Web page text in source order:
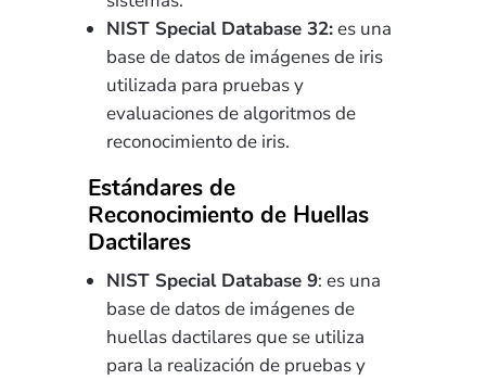
NIST Special Database 32:es una
base de datos de imágenes de iris
utilizada para pruebas y
evaluaciones de algoritmos de
reconocimiento de iris.
Estándares de
Reconocimiento de Huellas
Dactilares
NIST Special Database 9: es una
base de datos de imágenes de
huellas dactilares que se utiliza
para la realización de pruebas y